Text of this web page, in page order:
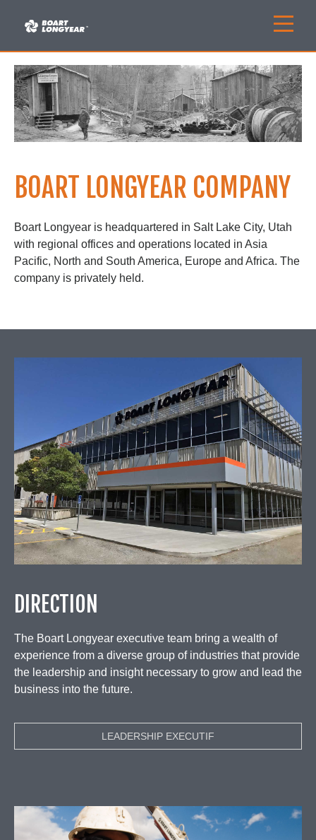
BOART LONGYEAR COMPANY
Boart Longyear is headquartered in Salt Lake City, Utah
with regional offices and operations located in Asia
Pacific, North and South America, Europe and Africa. The
company is privately held.
DIRECTION
The Boart Longyear executive team bring a wealth of
experience from a diverse group of industries that provide
the leadership and insight necessary to grow and lead the
business into the future.
LEADERSHIP EXECUTIF